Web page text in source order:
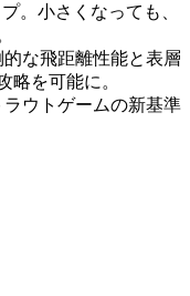
。小さくなっても、
な飛距離性能と表層
略を可能に。
ウトゲームの新基準